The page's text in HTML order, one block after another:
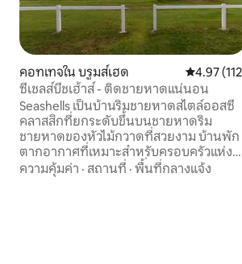
คอทเทจใน บรูมส์เฮด คะแนนเฉลี่
4.97
ซีเชลส์บีชเฮ้าส์ - ติดชายหาดแน่นอน
Seashells เป็นบ้านริมชายหาดสไตล์ออสซี่
คลาสสิกที่ยกระดับขึ้นบนชายหาดริม
ชายหาดของหัวไม้กวาดที่สวยงาม บ้านพัก
ตากอากาศที่เหมาะสำหรับครอบครัวแห่งนี้
มีไลฟ์สไตล์ริมชายหาดที่ผ่อนคลายให้ความ
รู้สึกเป็นชายฝั่งที่ยอดเยี่ยม ให้บริการ
ความคุ้มค่า · สถานที่ · พื้นที่กลางแจ้ง